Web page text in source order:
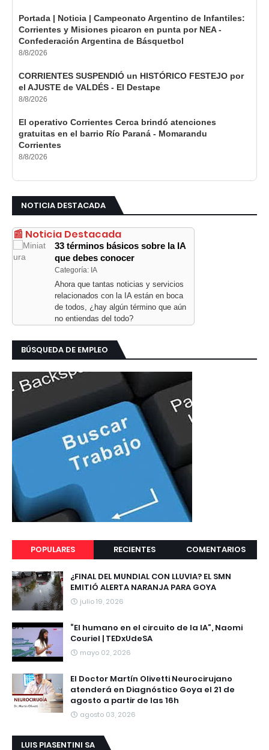
Portada | Noticia | Campeonato Argentino de Infantiles:
Corrientes y Misiones picaron en punta por NEA -
Confederación Argentina de Básquetbol
8/8/2026
CORRIENTES SUSPENDIÓ un HISTÓRICO FESTEJO por
el AJUSTE de VALDÉS - El Destape
8/8/2026
El operativo Corrientes Cerca brindó atenciones
gratuitas en el barrio Río Paraná - Momarandu
Corrientes
8/8/2026
NOTICIA DESTACADA
📰 Noticia Destacada
33 términos básicos sobre la IA
que debes conocer
Categoría: IA
Ahora que tantas noticias y servicios
relacionados con la IA están en boca
de todos, ¿hay algún término que aún
no entiendas del todo?
BÚSQUEDA DE EMPLEO
POPULARES RECIENTES COMENTARIOS
¿FINAL DEL MUNDIAL CON LLUVIA? EL SMN
EMITIÓ ALERTA NARANJA PARA GOYA
julio 19, 2026
“El humano en el circuito de la IA”, Naomi
Couriel | TEDxUdeSA
mayo 02, 2026
El Doctor Martín Olivetti Neurocirujano
atenderá en Diagnóstico Goya el 21 de
agosto a partir de las 16h
agosto 03, 2026
LUIS PIASENTINI SA